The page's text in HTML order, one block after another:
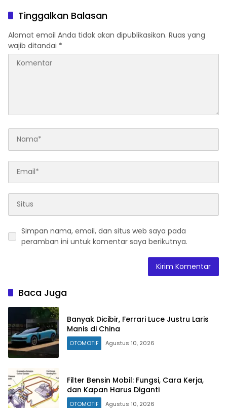
Tinggalkan Balasan
Alamat email Anda tidak akan dipublikasikan. Ruas yang
wajib ditandai *
Simpan nama, email, dan situs web saya pada
peramban ini untuk komentar saya berikutnya.
Baca Juga
Banyak Dicibir, Ferrari Luce Justru Laris
Manis di China
OTOMOTIF Agustus 10, 2026
Filter Bensin Mobil: Fungsi, Cara Kerja,
dan Kapan Harus Diganti
OTOMOTIF Agustus 10, 2026